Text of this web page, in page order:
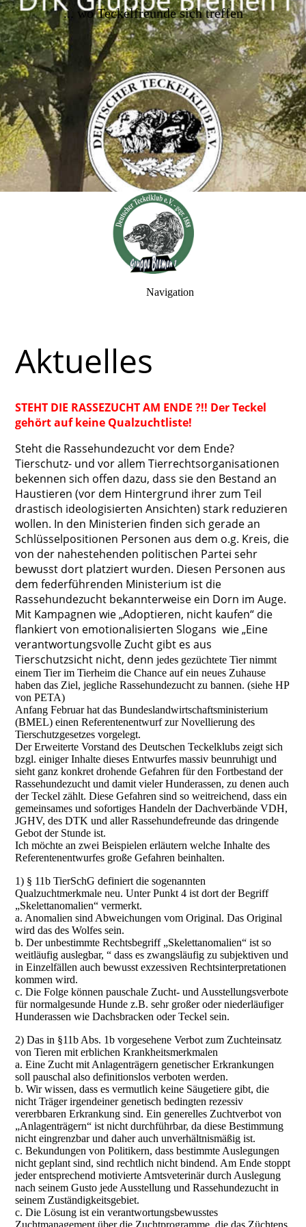
... wo Teckelfreunde sich treffen
Navigation
Aktuelles
STEHT DIE RASSEZUCHT AM ENDE ?!! Der Teckel
gehört auf keine Qualzuchtliste!
Steht die Rassehundezucht vor dem Ende?
Tierschutz- und vor allem Tierrechtsorganisationen
bekennen sich offen dazu, dass sie den Bestand an
Haustieren (vor dem Hintergrund ihrer zum Teil
drastisch ideologisierten Ansichten) stark reduzieren
wollen. In den Ministerien finden sich gerade an
Schlüsselpositionen Personen aus dem o.g. Kreis, die
von der nahestehenden politischen Partei sehr
bewusst dort platziert wurden. Diesen Personen aus
dem federführenden Ministerium ist die
Rassehundezucht bekannterweise ein Dorn im Auge.
Mit Kampagnen wie „Adoptieren, nicht kaufen“ die
flankiert von emotionalisierten Slogans wie „Eine
verantwortungsvolle Zucht gibt es aus
Tierschutzsicht nicht, dennjedes gezüchtete Tier nimmt
einem Tier im Tierheim die Chance auf ein neues Zuhause
haben das Ziel, jegliche Rassehundezucht zu bannen. (siehe HP
von PETA)
Anfang Februar hat das Bundeslandwirtschaftsministerium
(BMEL) einen Referentenentwurf zur Novellierung des
Tierschutzgesetzes vorgelegt.
Der Erweiterte Vorstand des Deutschen Teckelklubs zeigt sich
bzgl. einiger Inhalte dieses Entwurfes massiv beunruhigt und
sieht ganz konkret drohende Gefahren für den Fortbestand der
Rassehundezucht und damit vieler Hunderassen, zu denen auch
der Teckel zählt. Diese Gefahren sind so weitreichend, dass ein
gemeinsames und sofortiges Handeln der Dachverbände VDH,
JGHV, des DTK und aller Rassehundefreunde das dringende
Gebot der Stunde ist.
Ich möchte an zwei Beispielen erläutern welche Inhalte des
Referentenentwurfes große Gefahren beinhalten.
1) § 11b TierSchG definiert die sogenannten
Qualzuchtmerkmale neu. Unter Punkt 4 ist dort der Begriff
„Skelettanomalien“ vermerkt.
a. Anomalien sind Abweichungen vom Original. Das Original
wird das des Wolfes sein.
b. Der unbestimmte Rechtsbegriff „Skelettanomalien“ ist so
weitläufig auslegbar, “ dass es zwangsläufig zu subjektiven und
in Einzelfällen auch bewusst exzessiven Rechtsinterpretationen
kommen wird.
c. Die Folge können pauschale Zucht- und Ausstellungsverbote
für normalgesunde Hunde z.B. sehr großer oder niederläufiger
Hunderassen wie Dachsbracken oder Teckel sein.
2) Das in §11b Abs. 1b vorgesehene Verbot zum Zuchteinsatz
von Tieren mit erblichen Krankheitsmerkmalen
a. Eine Zucht mit Anlagenträgern genetischer Erkrankungen
soll pauschal also definitionslos verboten werden.
b. Wir wissen, dass es vermutlich keine Säugetiere gibt, die
nicht Träger irgendeiner genetisch bedingten rezessiv
vererbbaren Erkrankung sind. Ein generelles Zuchtverbot von
„Anlagenträgern“ ist nicht durchführbar, da diese Bestimmung
nicht eingrenzbar und daher auch unverhältnismäßig ist.
c. Bekundungen von Politikern, dass bestimmte Auslegungen
nicht geplant sind, sind rechtlich nicht bindend. Am Ende stoppt
jeder entsprechend motivierte Amtsveterinär durch Auslegung
nach seinem Gusto jede Ausstellung und Rassehundezucht in
seinem Zuständigkeitsgebiet.
c. Die Lösung ist ein verantwortungsbewusstes
Zuchtmanagement über die Zuchtprogramme, die das Züchtens